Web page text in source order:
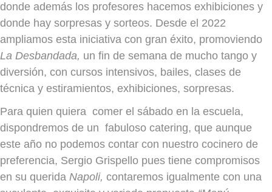
donde además los profesores hacemos exhibiciones y
donde hay sorpresas y sorteos. Desde el 2022
ampliamos esta iniciativa con gran éxito, promoviendo
La Desbandada, un fin de semana de mucho tango y
diversión, con cursos intensivos, bailes, clases de
técnica y estiramientos, exhibiciones, sorpresas.
Para quien quiera comer el sábado en la escuela,
dispondremos de un fabuloso catering, que aunque
este año no podemos contar con nuestro cocinero de
preferencia, Sergio Grispello pues tiene compromisos
en su querida Napoli, contaremos igualmente con una